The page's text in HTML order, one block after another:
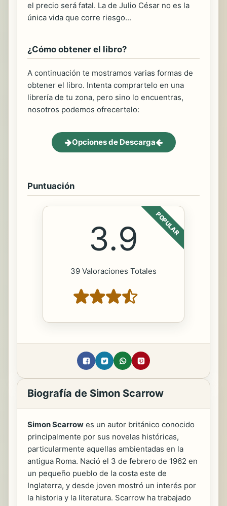
el precio será fatal. La de Julio César no es la
única vida que corre riesgo...
¿Cómo obtener el libro?
A continuación te mostramos varias formas de
obtener el libro. Intenta comprartelo en una
librería de tu zona, pero sino lo encuentras,
nosotros podemos ofrecertelo:
Opciones de Descarga
Puntuación
POPULAR
3.9
39 Valoraciones Totales
Biografía de Simon Scarrow
Simon Scarrow es un autor británico conocido
principalmente por sus novelas históricas,
particularmente aquellas ambientadas en la
antigua Roma. Nació el 3 de febrero de 1962 en
un pequeño pueblo de la costa este de
Inglaterra, y desde joven mostró un interés por
la historia y la literatura. Scarrow ha trabajado